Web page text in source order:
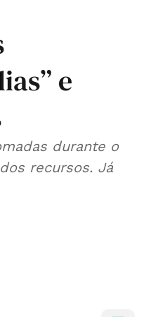
e
durante o
recursos. Já